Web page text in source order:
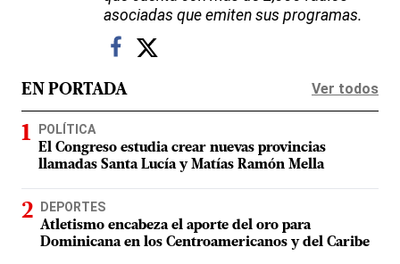
asociadas que emiten sus programas.
EN PORTADA Ver todos
POLÍTICA
El Congreso estudia crear nuevas provincias
llamadas Santa Lucía y Matías Ramón Mella
DEPORTES
Atletismo encabeza el aporte del oro para
Dominicana en los Centroamericanos y del Caribe